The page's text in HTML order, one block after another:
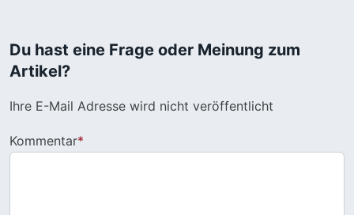
Du hast eine Frage oder Meinung zum
Artikel?
Ihre E-Mail Adresse wird nicht veröffentlicht
Kommentar*